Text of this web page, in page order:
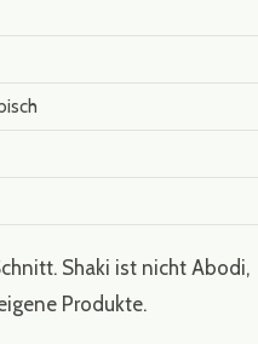
Shaki ist nicht Abodi,
Produkte.